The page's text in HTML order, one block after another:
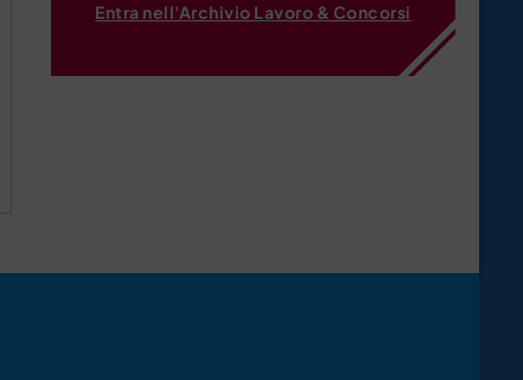
Entra nell'Archivio Lavoro & Concorsi